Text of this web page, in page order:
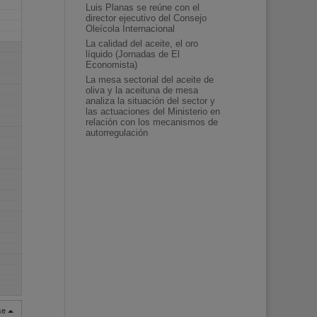
Luis Planas se reúne con el
director ejecutivo del Consejo
Oleícola Internacional
La calidad del aceite, el oro
líquido (Jornadas de El
Economista)
La mesa sectorial del aceite de
oliva y la aceituna de mesa
analiza la situación del sector y
las actuaciones del Ministerio en
relación con los mecanismos de
autorregulación